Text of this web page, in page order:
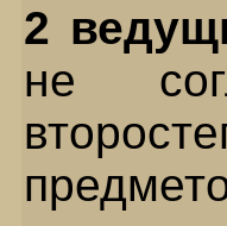
2
не